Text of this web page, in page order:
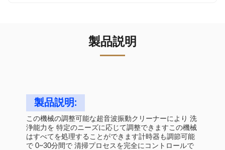
製品説明
製品説明:
この機械の調整可能な超音波振動クリーナーにより 洗
浄能力を 特定のニーズに応じて調整できますこの機械
はすべてを処理することができます計時器も調節可能
で 0~30分間で 清掃プロセスを完全にコントロールで